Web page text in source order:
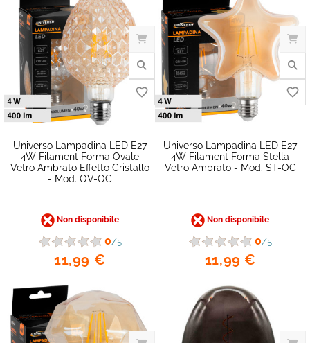
Universo Lampadina LED E27
4W Filament Forma Ovale
Vetro Ambrato Effetto Cristallo
- Mod. OV-OC
Non disponibile
0/5
11,99 €
Universo Lampadina LED E27
4W Filament Forma Stella
Vetro Ambrato - Mod. ST-OC
Non disponibile
0/5
11,99 €